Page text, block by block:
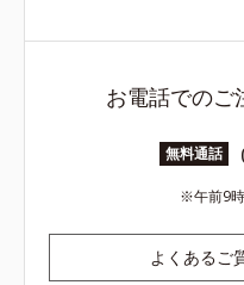
お電話でのご
無料通話
午前9
よくあるご